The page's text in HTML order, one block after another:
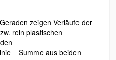
zeigen Verläufe der
rein plastischen
= Summe aus beiden